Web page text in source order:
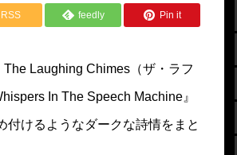
RSS feedly Pin it
Laughing Chimes（ザ・ラフ
In The Speech Machine』
付けるようなダークな詩情をまと